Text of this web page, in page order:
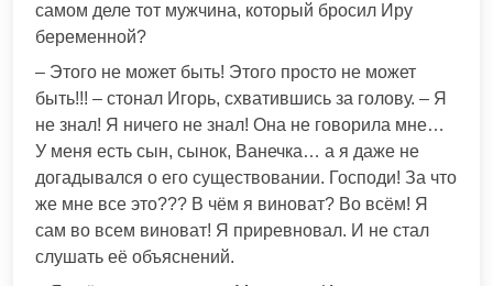
самом деле тот мужчина, который бросил Иру
беременной?
– Этого не может быть! Этого просто не может
быть!!! – стонал Игорь, схватившись за голову. – Я
не знал! Я ничего не знал! Она не говорила мне…
У меня есть сын, сынок, Ванечка… а я даже не
догадывался о его существовании. Господи! За что
же мне все это??? В чём я виноват? Во всём! Я
сам во всем виноват! Я приревновал. И не стал
слушать её объяснений.